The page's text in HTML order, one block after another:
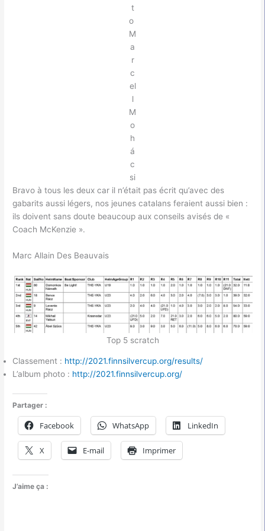
t
o
M
a
r
c
el
l
M
o
h
á
c
si
Bravo à tous les deux car il n’était pas écrit qu’avec des
gabarits aussi légers, nos jeunes catalans feraient aussi bien :
ils doivent sans doute beaucoup aux conseils avisés de «
Coach McKenzie ».
Marc Allain Des Beauvais
Top 5 scratch
Classement : http://2021.finnsilvercup.org/results/
L’album photo : http://2021.finnsilvercup.org/
Partager :
Facebook WhatsApp LinkedIn
X E-mail Imprimer
J’aime ça :